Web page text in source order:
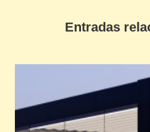
Entradas